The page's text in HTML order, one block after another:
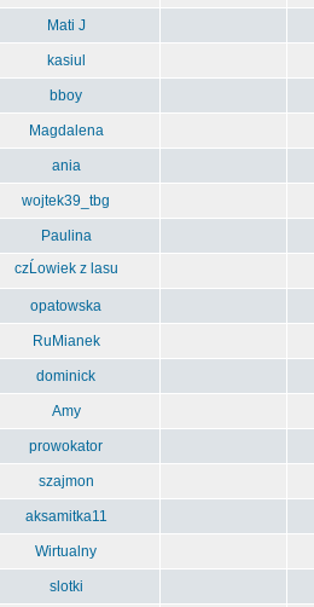
Mati J
kasiul
bboy
Magdalena
ania
wojtek39_tbg
Paulina
czĹowiek z lasu
opatowska
RuMianek
dominick
Amy
prowokator
szajmon
aksamitka11
Wirtualny
slotki